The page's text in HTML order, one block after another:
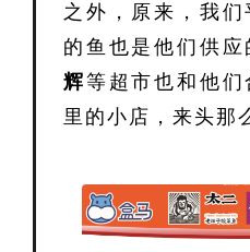
之外，原来，我们
的鱼也是他们供应
辉等超市也和他
里的小店，来头那